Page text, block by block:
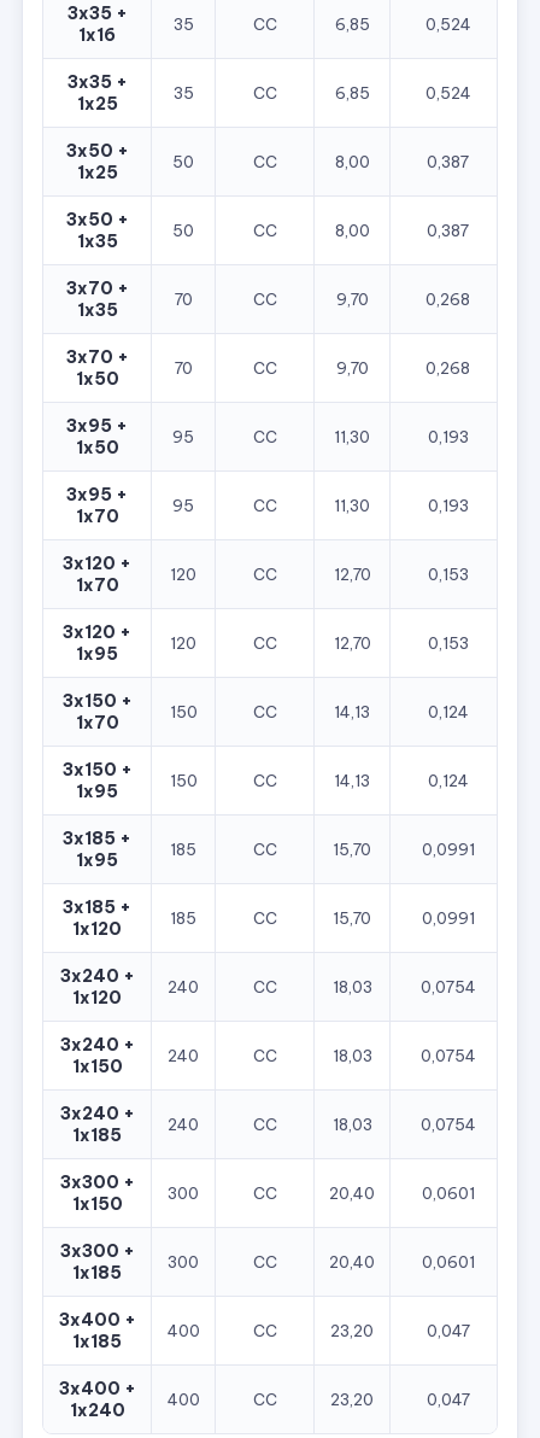
3x35 +
1x16
35 CC 6,85 0,524
3x35 +
1x25
35 CC 6,85 0,524
3x50 +
1x25
50 CC 8,00 0,387
3x50 +
1x35
50 CC 8,00 0,387
3x70 +
1x35
70 CC 9,70 0,268
3x70 +
1x50
70 CC 9,70 0,268
3x95 +
1x50
95 CC 11,30 0,193
3x95 +
1x70
95 CC 11,30 0,193
3x120 +
1x70
120 CC 12,70 0,153
3x120 +
1x95
120 CC 12,70 0,153
3x150 +
1x70
150 CC 14,13 0,124
3x150 +
1x95
150 CC 14,13 0,124
3x185 +
1x95
185 CC 15,70 0,0991
3x185 +
1x120
185 CC 15,70 0,0991
3x240 +
1x120
240 CC 18,03 0,0754
3x240 +
1x150
240 CC 18,03 0,0754
3x240 +
1x185
240 CC 18,03 0,0754
3x300 +
1x150
300 CC 20,40 0,0601
3x300 +
1x185
300 CC 20,40 0,0601
3x400 +
1x185
400 CC 23,20 0,047
3x400 +
1x240
400 CC 23,20 0,047